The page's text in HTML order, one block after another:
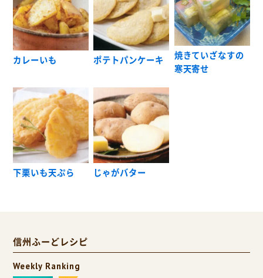
カレーいも ポテトパンケーキ
焼きていざなすの
寒天寄せ
下栗いも天ぷら じゃがバター
信州ふーどレシピ
Weekly Ranking